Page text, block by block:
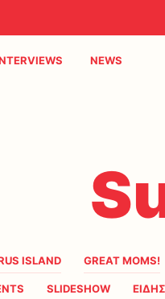
NEWS
ISLAND GREAT MOMS!
SLIDESHOW